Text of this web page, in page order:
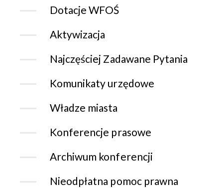
Dotacje WFOŚ
Aktywizacja
Najczęściej Zadawane Pytania
Komunikaty urzędowe
Władze miasta
Konferencje prasowe
Archiwum konferencji
Nieodpłatna pomoc prawna